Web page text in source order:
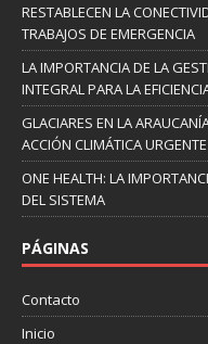
RESTABLECEN LA
TRABAJOS DE EMERGENCIA
LA IMPORTANCIA DE LA
INTEGRAL PARA LA
GLACIARES EN LA
ACCIÓN CLIMÁTICA URGENTE
ONE HEALTH: LA
DEL SISTEMA
PÁGINAS
Contacto
Inicio